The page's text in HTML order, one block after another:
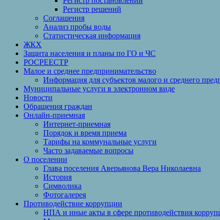
Регистр решений
Соглашения
Анализ пробы воды
Статистическая информация
ЖКХ
Защита населения и планы по ГО и ЧС
РОСРЕЕСТР
Малое и среднее предпринимательство
Информация для субъектов малого и среднего
Муниципальные услуги в электронном виде
Новости
Обращения граждан
Онлайн-приемная
Интернет-приемная
Порядок и время приема
Тарифы на коммунальные услуги
Часто задаваемые вопросы
О поселении
Глава поселения Аверьянова Вера Николаевна
История
Символика
Фотогалерея
Противодействие коррупции
НПА и иные акты в сфере противодействия